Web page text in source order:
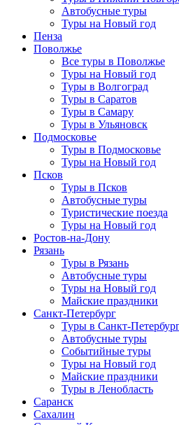
Автобусные туры
Туры на Новый год
Пенза
Поволжье
Все туры в Поволжье
Туры на Новый год
Туры в Волгоград
Туры в Саратов
Туры в Самару
Туры в Ульяновск
Подмосковье
Туры в Подмосковье
Туры на Новый год
Псков
Туры в Псков
Автобусные туры
Туристические поезда
Туры на Новый год
Ростов-на-Дону
Рязань
Туры в Рязань
Автобусные туры
Туры на Новый год
Майские праздники
Санкт-Петербург
Туры в Санкт-
Автобусные туры
Событийные туры
Туры на Новый год
Майские праздники
Туры в Ленобласть
Саранск
Сахалин